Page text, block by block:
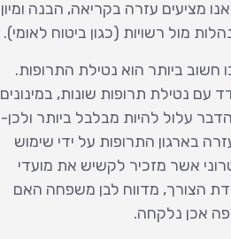
מציעים עזרה בקריאה, הבנה ומיון
מול רשויות (כגון ביטוח לאומי).
ביותר הוא נטילת התרופות.
עם נטילת תרופות שונות, במינונים
הדבר עלול להיות מבלבל ביותר ולכן-
בארגון התרופות על ידי שימוש
אשר מזכיר לקשיש את מועדי
הצורך, מדווח לבן משפחה האם
אכן נלקחה.